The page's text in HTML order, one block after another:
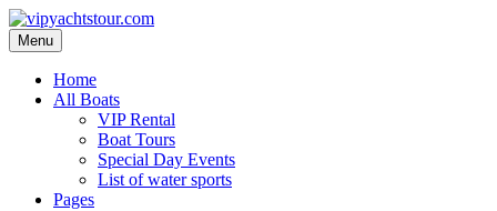
Menu
Home
All Boats
VIP Rental
Boat Tours
Special Day Events
List of water sports
Pages